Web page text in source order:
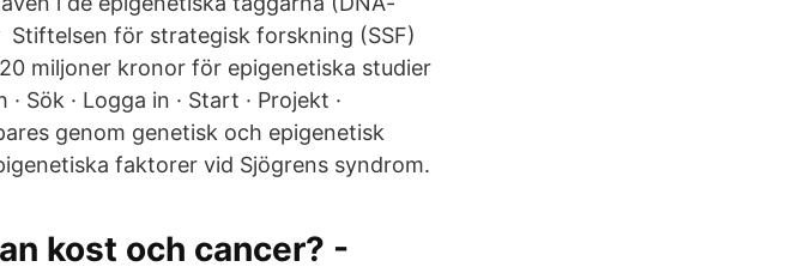
för strategisk forskning (SSF)
miljoner kronor för epigenetiska studier
Sök · Logga in · Start · Projekt ·
genom genetisk och epigenetisk
faktorer vid Sjögrens syndrom.
kost och cancer? -